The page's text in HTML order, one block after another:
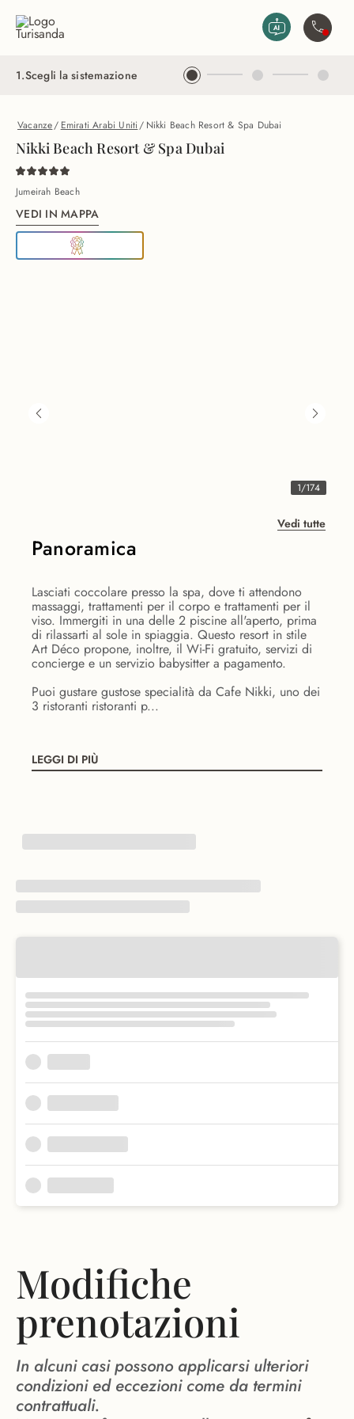
1.Scegli la sistemazione
Vacanze/ Emirati Arabi Uniti/ Nikki Beach Resort & Spa Dubai
Nikki Beach Resort & Spa Dubai
Jumeirah Beach
VEDI IN MAPPA
1/174
Vedi tutte
Panoramica
Lasciati coccolare presso la spa, dove ti attendono
massaggi, trattamenti per il corpo e trattamenti per il
viso. Immergiti in una delle 2 piscine all'aperto, prima
di rilassarti al sole in spiaggia. Questo resort in stile
Art Déco propone, inoltre, il Wi-Fi gratuito, servizi di
concierge e un servizio babysitter a pagamento.
Puoi gustare gustose specialità da Cafe Nikki, uno dei
3 ristoranti ristoranti p...
LEGGI DI PIÙ
Modifiche
prenotazioni
In alcuni casi possono applicarsi ulteriori
condizioni ed eccezioni come da termini
contrattuali.